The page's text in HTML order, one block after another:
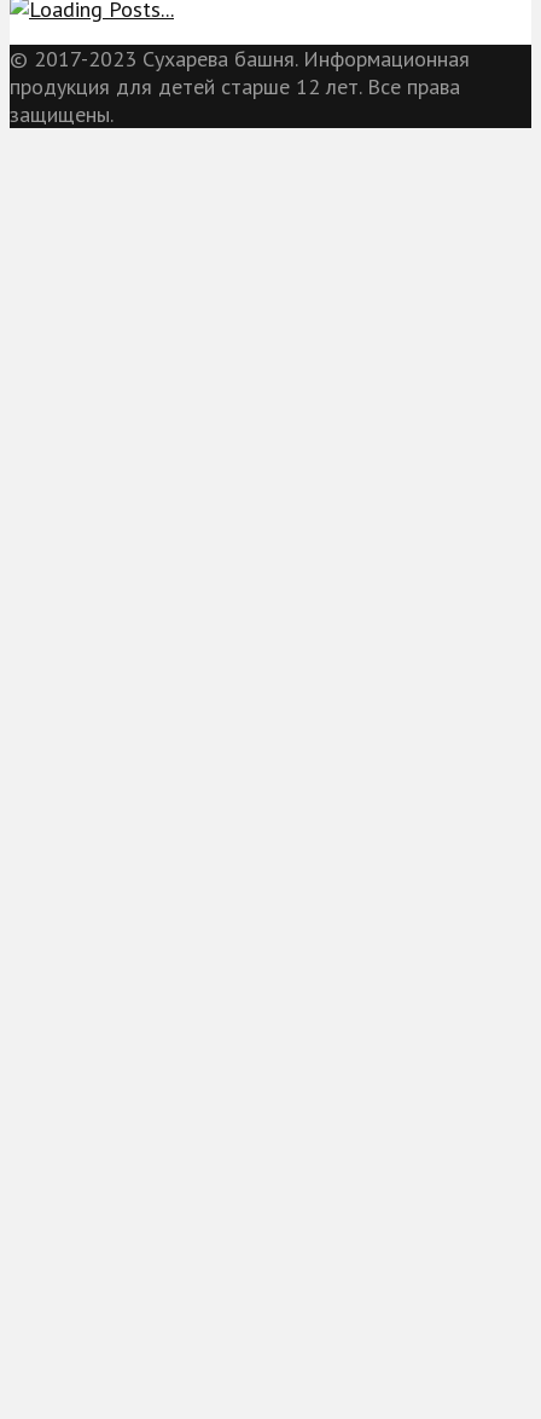
© 2017-2023 Сухарева башня. Информационная
продукция для детей старше 12 лет. Все права
защищены.